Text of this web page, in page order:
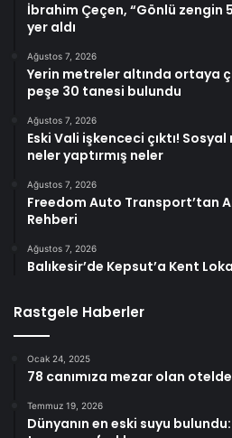
İbrahim Çeçen, “Gönlü zengin
yer aldı
Ağustos 7, 2026
Yerin metreler altında ortaya
peşe 30 tanesi bulundu
Ağustos 7, 2026
Eski Vali işkenceci çıktı! Sosyal
neler yaptırmış neler
Ağustos 7, 2026
Freedom Auto Transport’tan
Rehberi
Ağustos 7, 2026
Balıkesir’de Kepsut’a Kent
Rastgele Haberler
Ocak 24, 2025
78 canımıza mezar olan
Temmuz 19, 2026
Dünyanın en eski suyu